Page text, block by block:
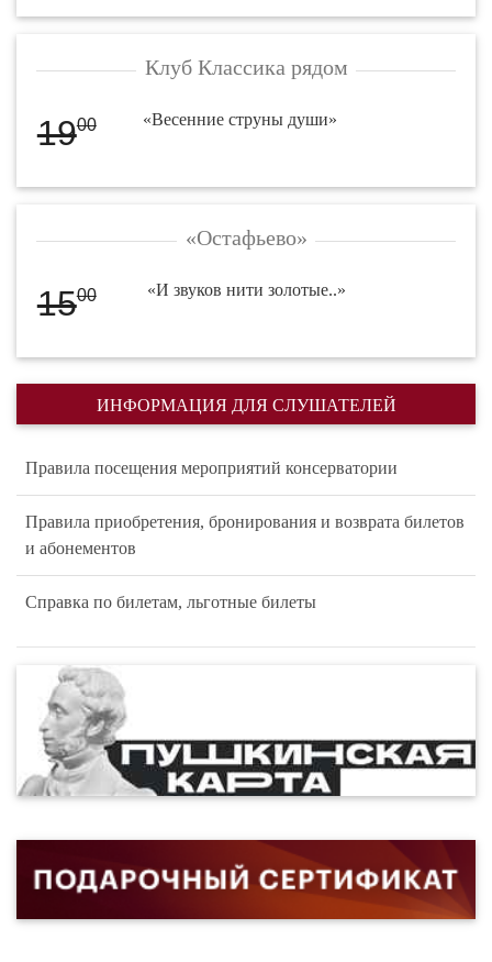
Клуб Классика рядом
1900 «Весенние струны души»
«Остафьево»
1500 «И звуков нити золотые..»
ИНФОРМАЦИЯ ДЛЯ СЛУШАТЕЛЕЙ
Правила посещения мероприятий консерватории
Правила приобретения, бронирования и возврата билетов
и абонементов
Справка по билетам, льготные билеты